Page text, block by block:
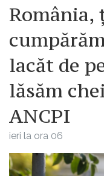
România,
lacăt de
lăsăm
ANCPI
ieri la ora 06